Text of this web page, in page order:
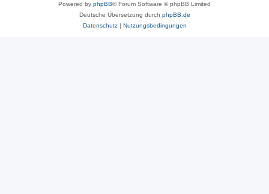
Powered by phpBB® Forum Software © phpBB Limited
Deutsche Übersetzung durch phpBB.de
Datenschutz| Nutzungsbedingungen